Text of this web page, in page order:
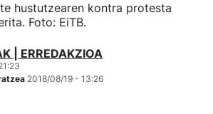
hustutzearen kontra protesta
Foto: EiTB.
| ERREDAKZIOA
2018/08/19 - 13:26